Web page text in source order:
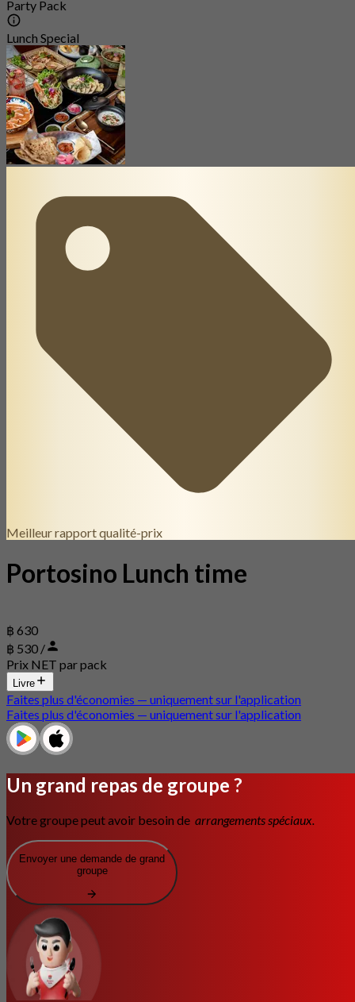
Party Pack
Lunch Special
Meilleur rapport qualité-prix
Portosino Lunch time
฿ 630
฿ 530 /
Prix NET par pack
Livre
Faites plus d'économies — uniquement sur l'application
Faites plus d'économies — uniquement sur l'application
Un grand repas de groupe ?
Votre groupe peut avoir besoin de arrangements spéciaux.
Envoyer une demande de grand
groupe